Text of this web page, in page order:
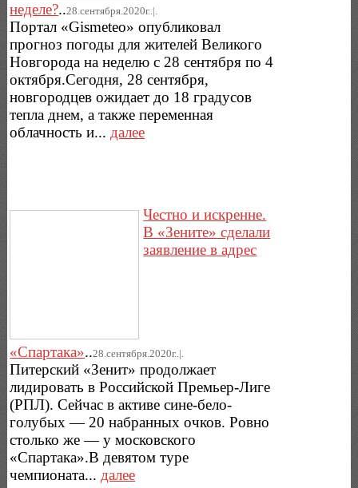
неделе?..28.сентября.2020г..|.
Портал «Gismeteo» опубликовал
прогноз погоды для жителей Великого
Новгорода на неделю с 28 сентября по 4
октября.Сегодня, 28 сентября,
новгородцев ожидает до 18 градусов
тепла днем, а также переменная
облачность и... далее
Честно и искренне.
В «Зените» сделали
заявление в адрес
«Спартака»..28.сентября.2020г..|.
Питерский «Зенит» продолжает
лидировать в Российской Премьер-Лиге
(РПЛ). Сейчас в активе сине-бело-
голубых — 20 набранных очков. Ровно
столько же — у московского
«Спартака».В девятом туре
чемпионата...далее